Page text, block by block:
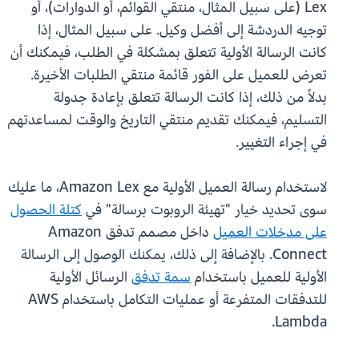
Lex (على سبيل المثال، منتقي القوائم، أو الدوارات)، أو
توجيه الدردشة إلى أفضل وكيل. على سبيل المثال، إذا
كانت الرسالة الأولية تتعلق بمشكلة في الطلب، فيمكنك أن
تعرض للعميل على الفور قائمة منتقي الطلبات الأخيرة.
بدلاً من ذلك، إذا كانت الرسالة تتعلق بإعادة جدولة
التسليم، فيمكنك تقديم منتقي التاريخ والوقت لمساعدتهم
في إجراء التغيير.
لاستخدام رسالة العميل الأولية مع Amazon Lex، ما عليك
سوى تحديد خيار "تهيئة الروبوت برسالة" فيكتلة الحصول
على مدخلات العميل
داخل مصمم تدفق Amazon
Connect. بالإضافة إلى ذلك، يمكنك الوصول إلى الرسالة
الأولية للعميل باستخدامسمة تدفق الرسائل الأولية
للتدفقات المتفرعة أو عمليات التكامل باستخدام AWS
Lambda.